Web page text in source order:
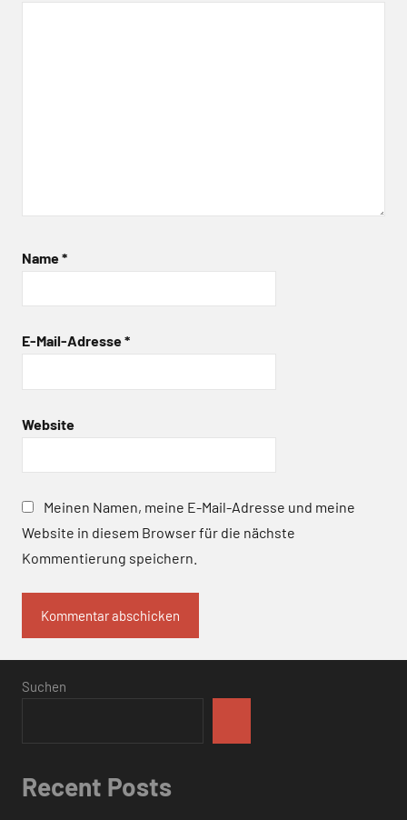
Name*
E-Mail-Adresse*
Website
Meinen Namen, meine E-Mail-Adresse und meine
Website in diesem Browser für die nächste
Kommentierung speichern.
Suchen
Recent Posts